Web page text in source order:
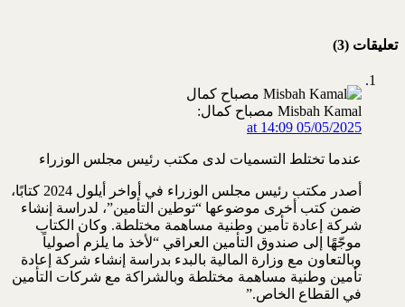
تعليقات (3)
Misbah Kamal مصباح كمال:
05/05/2025 at 14:09
عندما تختلط التسميات لدى مكتب رئيس مجلس الوزراء
أصدر مكتب رئيس مجلس الوزراء في أواخر أيلول 2024 كتابًا،
ضمن كتب أخرى موضوعها “توطين التأمين”، لدراسة إنشاء
شركة إعادة تأمين وطنية مساهمة مختلطة. وكان الكتاب
موجّهًا إلى صندوق التأمين العراقي “لأخذ ما يلزم أصولياً
وبالتعاون مع وزارة المالية بالبدء بدراسة إنشاء شركة إعادة
تأمين وطنية مساهمة مختلطة وبالشراكة مع شركات التأمين
في القطاع الخاص.”